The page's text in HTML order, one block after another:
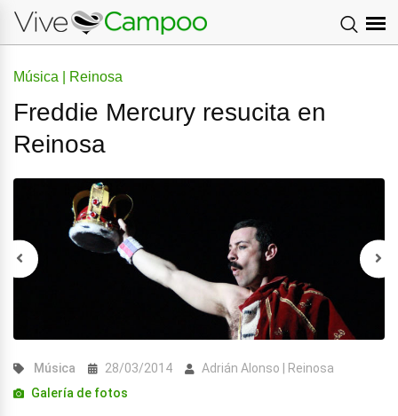
Música | Reinosa
Freddie Mercury resucita en
Reinosa
Música 28/03/2014
Adrián Alonso | Reinosa
Galería de fotos